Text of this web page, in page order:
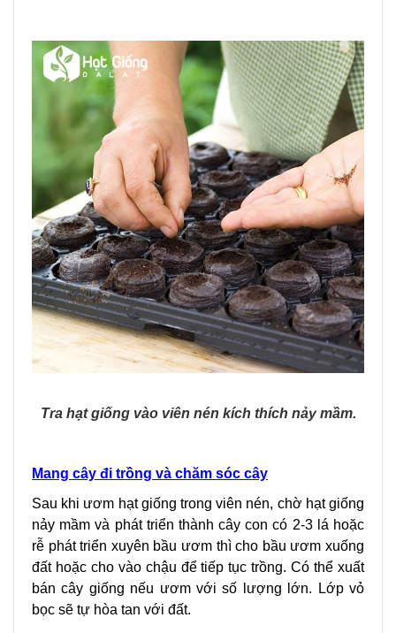
Tra hạt giống vào viên nén kích thích nảy mầm.
Mang cây đi trồng và chăm sóc cây
Sau khi ươm hạt giống trong viên nén, chờ hạt giống
nảy mầm và phát triển thành cây con có 2-3 lá hoặc
rễ phát triển xuyên bầu ươm thì cho bầu ươm xuống
đất hoặc cho vào chậu để tiếp tục trồng. Có thể xuất
bán cây giống nếu ươm với số lượng lớn. Lớp vỏ
bọc sẽ tự hòa tan với đất.